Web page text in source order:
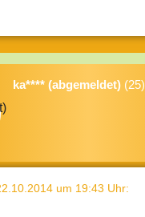
ka**** (abgemeldet) (25)
um 19:43 Uhr: